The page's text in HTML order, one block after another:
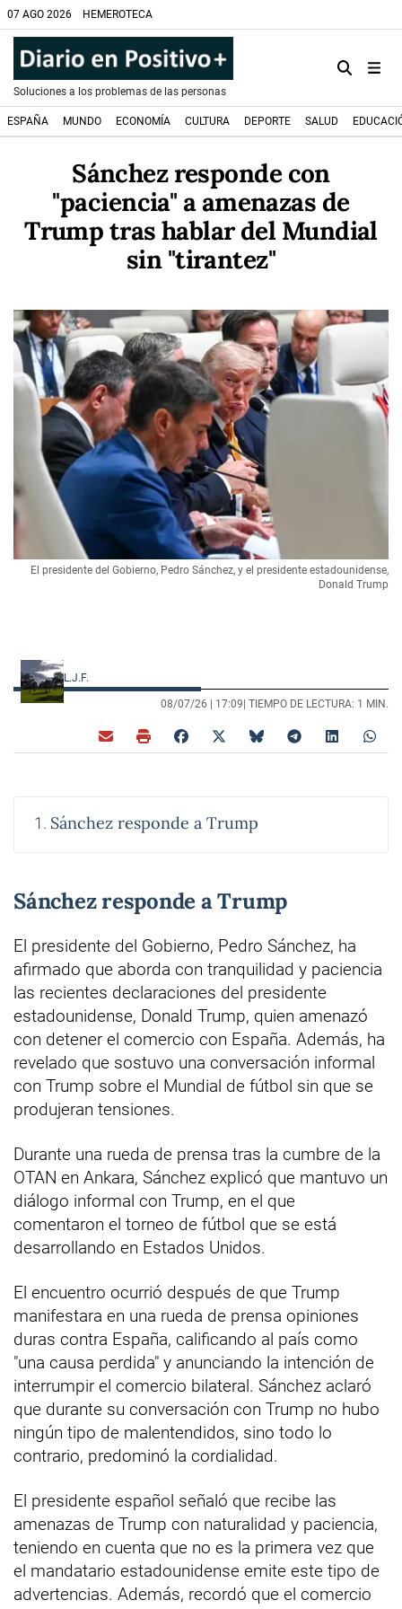
07 AGO 2026 HEMEROTECA
Soluciones a los problemas de las personas
ESPAÑA MUNDO ECONOMÍA CULTURA DEPORTE SALUD
Sánchez responde con
"paciencia" a amenazas de
Trump tras hablar del Mundial
sin "tirantez"
El presidente del Gobierno, Pedro Sánchez, y el presidente estadounidense,
Donald Trump
L.J.F.
08/07/26 | 17:09 | TIEMPO DE LECTURA: 1 MIN.
Sánchez responde a Trump
Sánchez responde a Trump
El presidente del Gobierno, Pedro Sánchez, ha
afirmado que aborda con tranquilidad y paciencia
las recientes declaraciones del presidente
estadounidense, Donald Trump, quien amenazó
con detener el comercio con España. Además, ha
revelado que sostuvo una conversación informal
con Trump sobre el Mundial de fútbol sin que se
produjeran tensiones.
Durante una rueda de prensa tras la cumbre de la
OTAN en Ankara, Sánchez explicó que mantuvo un
diálogo informal con Trump, en el que
comentaron el torneo de fútbol que se está
desarrollando en Estados Unidos.
El encuentro ocurrió después de que Trump
manifestara en una rueda de prensa opiniones
duras contra España, calificando al país como
"una causa perdida" y anunciando la intención de
interrumpir el comercio bilateral. Sánchez aclaró
que durante su conversación con Trump no hubo
ningún tipo de malentendidos, sino todo lo
contrario, predominó la cordialidad.
El presidente español señaló que recibe las
amenazas de Trump con naturalidad y paciencia,
teniendo en cuenta que no es la primera vez que
el mandatario estadounidense emite este tipo de
advertencias. Además, recordó que el comercio